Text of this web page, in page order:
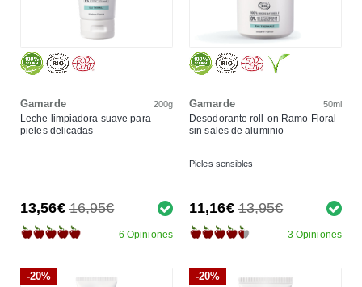
Gamarde 200g
Leche limpiadora suave para
pieles delicadas
13,56€ 16,95€
6 Opiniones
Gamarde 50ml
Desodorante roll-on Ramo Floral
sin sales de aluminio
Pieles sensibles
11,16€ 13,95€
3 Opiniones
-20% -20%